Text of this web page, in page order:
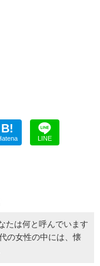
B!
LINE
たは何と呼んでいます
の女性の中には、懐